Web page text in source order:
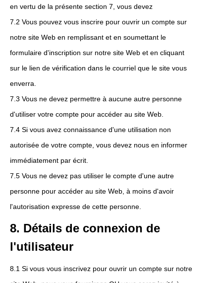
en vertu de la présente section 7, vous devez
7.2 Vous pouvez vous inscrire pour ouvrir un compte sur
notre site Web en remplissant et en soumettant le
formulaire d'inscription sur notre site Web et en cliquant
sur le lien de vérification dans le courriel que le site vous
enverra.
7.3 Vous ne devez permettre à aucune autre personne
d'utiliser votre compte pour accéder au site Web.
7.4 Si vous avez connaissance d'une utilisation non
autorisée de votre compte, vous devez nous en informer
immédiatement par écrit.
7.5 Vous ne devez pas utiliser le compte d'une autre
personne pour accéder au site Web, à moins d'avoir
l'autorisation expresse de cette personne.
8. Détails de connexion de
l'utilisateur
8.1 Si vous vous inscrivez pour ouvrir un compte sur notre